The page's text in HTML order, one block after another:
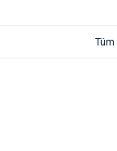
Tüm